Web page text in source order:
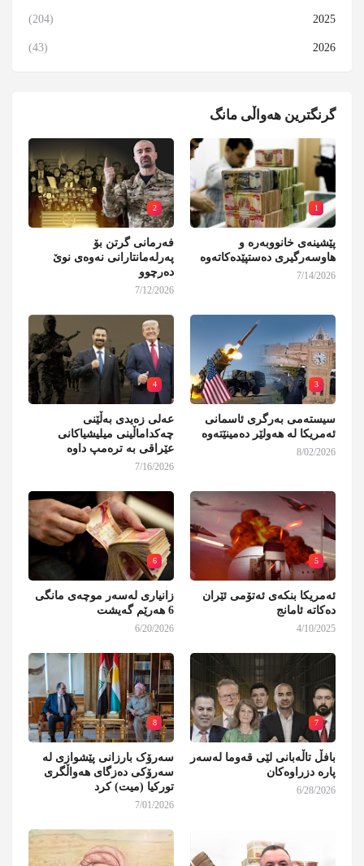
2025
(204)
2026
(43)
گرنگترین هەواڵی مانگ
1
پێشینەی خانووبەرە و
هاوسەرگیری دەستپێدەکاتەوە
7/14/2026
2
فەرمانی گرتن بۆ
پەرلەمانتارانی نەوەی نوێ
دەرچوو
7/12/2026
3
سیستەمی بەرگری ئاسمانی
ئەمریکا لە هەولێر دەمینێتەوە
8/02/2026
4
عەلی زەیدی بەڵێنی
چەکداماڵینی میلیشیاکانی
عێراقی بە ترەمپ داوە
7/16/2026
5
ئەمریکا بنکەی ئەتۆمی ئێران
دەکاتە ئامانج
4/10/2025
6
زانیاری لەسەر موچەی مانگی
6 هەرێم گەیشت
6/20/2026
7
بافڵ تاڵەبانی لێی قەوما لەسەر
پارە دزراوەکان
6/28/2026
8
سەرۆک بارزانی پێشوازی لە
سەرۆکی دەزگای هەواڵگری
تورکیا (میت) کرد
7/01/2026